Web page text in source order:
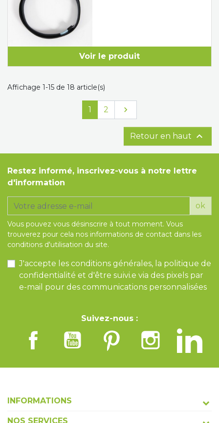
Voir le produit
Affichage 1-15 de 18 article(s)
1 2 Suivant

Retour en haut 
Restez informé, inscrivez-vous à notre lettre
d'information
ok
Vous pouvez vous désinscrire à tout moment. Vous
trouverez pour cela nos informations de contact dans les
conditions d'utilisation du site.
J'accepte les conditions générales, la politique de
confidentialité et d'être suivi.e via des pixels par
e-mail pour des communications personnalisées
Suivez-nous :
INFORMATIONS
NOS SERVICES